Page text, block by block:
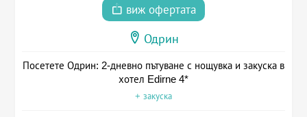
виж офертата
Одрин
Посетете Одрин: 2-дневно пътуване с нощувка и закуска в
хотел Edirne 4*
+ закуска